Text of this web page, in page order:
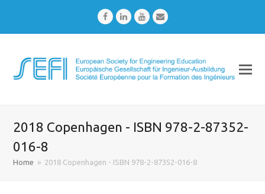
FacebookLinkedInYoutubeEmail
2018 Copenhagen - ISBN 978-2-87352-
016-8
Home » 2018 Copenhagen - ISBN 978-2-87352-016-8